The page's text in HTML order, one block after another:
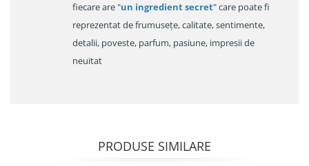
fiecare are "un ingredient secret" care poate fi
reprezentat de frumusețe, calitate, sentimente,
detalii, poveste, parfum, pasiune, impresii de
neuitat
PRODUSE SIMILARE